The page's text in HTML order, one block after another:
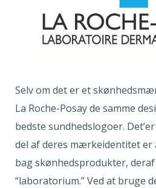
Selv om det er et
La Roche-Posay de samme
bedste sundhedslogoer.
del af deres mærkeidentitet er
bag skønhedsprodukter,
“laboratorium.” Ved at bruge